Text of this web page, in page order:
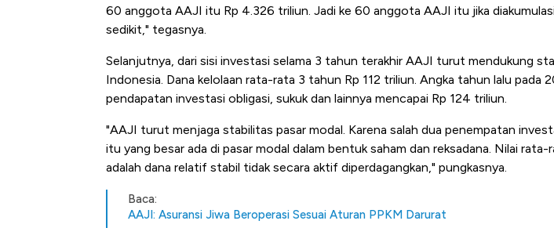
60 anggota AAJI itu Rp 4.326 triliun. Jadi ke 60 anggota AAJI itu jika
sedikit," tegasnya.
Selanjutnya, dari sisi investasi selama 3 tahun terakhir AAJI turut mendukung
Indonesia. Dana kelolaan rata-rata 3 tahun Rp 112 triliun. Angka tahun lalu pada
pendapatan investasi obligasi, sukuk dan lainnya mencapai Rp 124 triliun.
"AAJI turut menjaga stabilitas pasar modal. Karena salah dua penempatan
itu yang besar ada di pasar modal dalam bentuk saham dan reksadana. Nilai rata-
adalah dana relatif stabil tidak secara aktif diperdagangkan," pungkasnya.
Baca:
AAJI: Asuransi Jiwa Beroperasi Sesuai Aturan PPKM Darurat
Alas Kaki Tumbuh Double Digit
RI